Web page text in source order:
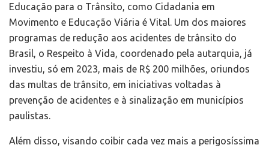
Educação para o Trânsito, como Cidadania em
Movimento e Educação Viária é Vital. Um dos maiores
programas de redução aos acidentes de trânsito do
Brasil, o Respeito à Vida, coordenado pela autarquia, já
investiu, só em 2023, mais de R$ 200 milhões, oriundos
das multas de trânsito, em iniciativas voltadas à
prevenção de acidentes e à sinalização em municípios
paulistas.
Além disso, visando coibir cada vez mais a perigosíssima